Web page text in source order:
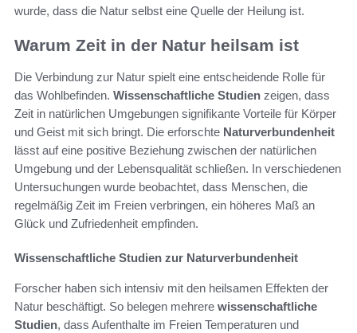
wurde, dass die Natur selbst eine Quelle der Heilung ist.
Warum Zeit in der Natur heilsam ist
Die Verbindung zur Natur spielt eine entscheidende Rolle für
das Wohlbefinden. Wissenschaftliche Studien zeigen, dass
Zeit in natürlichen Umgebungen signifikante Vorteile für Körper
und Geist mit sich bringt. Die erforschte Naturverbundenheit
lässt auf eine positive Beziehung zwischen der natürlichen
Umgebung und der Lebensqualität schließen. In verschiedenen
Untersuchungen wurde beobachtet, dass Menschen, die
regelmäßig Zeit im Freien verbringen, ein höheres Maß an
Glück und Zufriedenheit empfinden.
Wissenschaftliche Studien zur Naturverbundenheit
Forscher haben sich intensiv mit den heilsamen Effekten der
Natur beschäftigt. So belegen mehrere wissenschaftliche
Studien, dass Aufenthalte im Freien Temperaturen und